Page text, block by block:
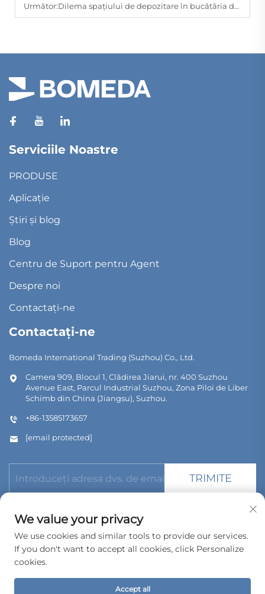
Următor:Dilema spațiului de depozitare în bucătăria deschisă? Soluții personalizate Bomeda, unde frumusețea și practicabilitatea coexistă
Serviciile Noastre
PRODUSE
Aplicație
Știri și blog
Blog
Centru de Suport pentru Agent
Despre noi
Contactați-ne
Contactați-ne
Bomeda International Trading (Suzhou) Co., Ltd.
Camera 909, Blocul 1, Clădirea Jiarui, nr. 400 Suzhou
Avenue East, Parcul Industrial Suzhou, Zona Piloi de Liber
Schimb din China (Jiangsu), Suzhou.
+86-13585173657
[email protected]
TRIMITE
Copyright © 2026 Bomeda International Trading (Suzhou) Co.,
Politica de confidențialitate
We value your privacy
We use cookies and similar tools to provide our services.
If you don't want to accept all cookies, click Personalize
cookies.
Accept all